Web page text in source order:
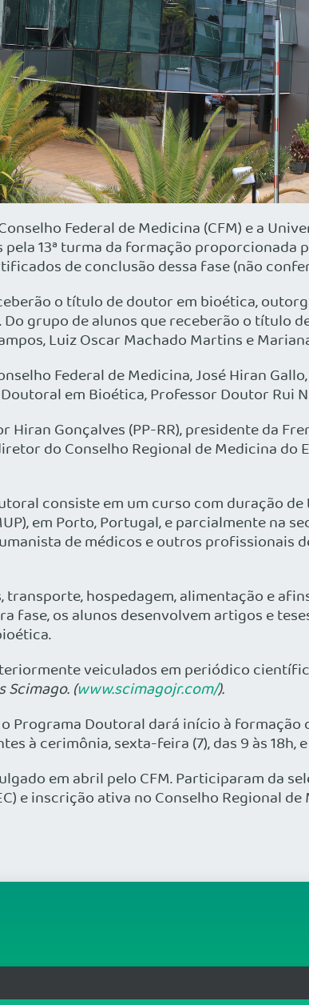
Federal de Medicina (CFM) e a
13ª turma da formação proporcionada
de conclusão dessa fase (não
o título de doutor em bioética,
grupo de alunos que receberão o título
Luiz Oscar Machado Martins e
Federal de Medicina, José Hiran
em Bioética, Professor Doutor Rui
Gonçalves (PP-RR), presidente da
do Conselho Regional de Medicina do
consiste em um curso com duração
em Porto, Portugal, e parcialmente na
de médicos e outros profissionais
hospedagem, alimentação e
fase, os alunos desenvolvem artigos e
veiculados em periódico
Scimago. (www.scimagojr.com/).
Programa Doutoral dará início à formação
à cerimônia, sexta-feira (7), das 9 às 18h,
em abril pelo CFM. Participaram da
e inscrição ativa no Conselho Regional